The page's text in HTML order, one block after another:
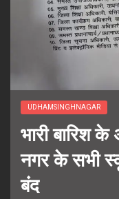
UDHAMSINGHNAGAR
भारी बारिश
नगर के सभी
बंद